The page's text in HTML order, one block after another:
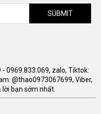
SUBMIT
0969.833.069, zalo, Tiktok:
@thao0973067699, Viber,
lời bạn sớm nhất.